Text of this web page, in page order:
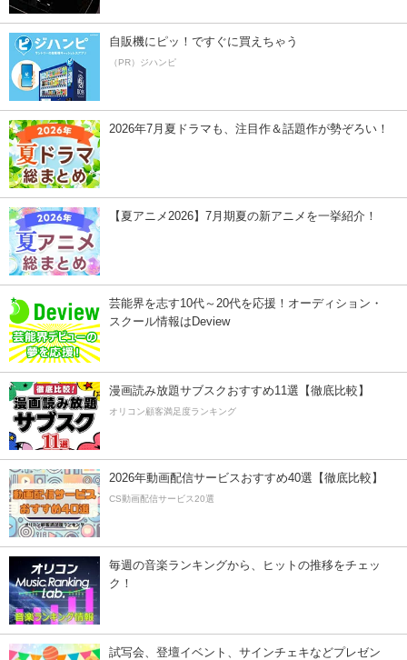
自販機にピッ！ですぐに買えちゃう
（PR）ジハンピ
2026年7月夏ドラマも、注目作＆話題作が勢ぞろい！
【夏アニメ2026】7月期夏の新アニメを一挙紹介！
芸能界を志す10代～20代を応援！オーディション・
スクール情報はDeview
漫画読み放題サブスクおすすめ11選【徹底比較】
オリコン顧客満足度ランキング
2026年動画配信サービスおすすめ40選【徹底比較】
CS動画配信サービス20選
毎週の音楽ランキングから、ヒットの推移をチェッ
ク！
試写会、登壇イベント、サインチェキなどプレゼン